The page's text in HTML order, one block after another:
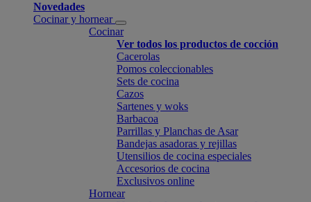
Novedades
Cocinar y hornear
Cocinar
Ver todos los productos de cocción
Cacerolas
Pomos coleccionables
Sets de cocina
Cazos
Sartenes y woks
Barbacoa
Parrillas y Planchas de Asar
Bandejas asadoras y rejillas
Utensilios de cocina especiales
Accesorios de cocina
Exclusivos online
Hornear